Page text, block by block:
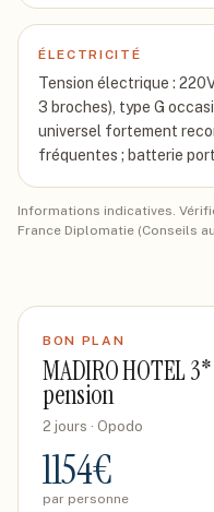
ÉLECTRICITÉ
Tension électrique :
3 broches), type G
universel fortement
fréquentes ; batterie
Informations indicatives.
France Diplomatie (Conseils
BON PLAN
MADIRO HOTEL
pension
2 jours · Opodo
1154€
par personne